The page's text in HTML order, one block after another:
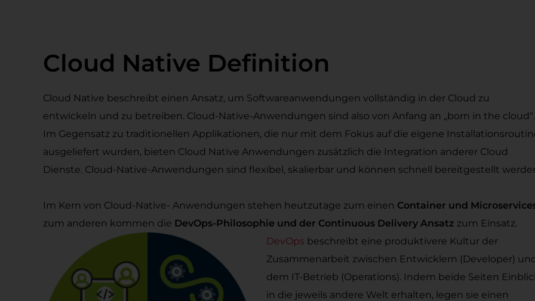
Cloud Native Definition
Cloud Native beschreibt einen Ansatz, um Softwareanwendungen vollständig in der Cloud zu
entwickeln und zu betreiben. Cloud-Native-Anwendungen sind also von Anfang an „born in the cloud“.
Im Gegensatz zu traditionellen Applikationen, die nur mit dem Fokus auf die eigene
ausgeliefert wurden, bieten Cloud Native Anwendungen zusätzlich die Integration anderer Cloud
Dienste. Cloud-Native-Anwendungen sind flexibel, skalierbar und können schnell bereitgestellt
Im Kern von Cloud-Native- Anwendungen stehen heutzutage zum einen Container und
zum anderen kommen die DevOps-Philosophie und der Continuous Delivery Ansatz zum Einsatz.
DevOps beschreibt eine produktivere Kultur der
Zusammenarbeit zwischen Entwicklern (Developer)
dem IT-Betrieb (Operations). Indem beide Seiten
in die jeweils andere Welt erhalten, legen sie einen